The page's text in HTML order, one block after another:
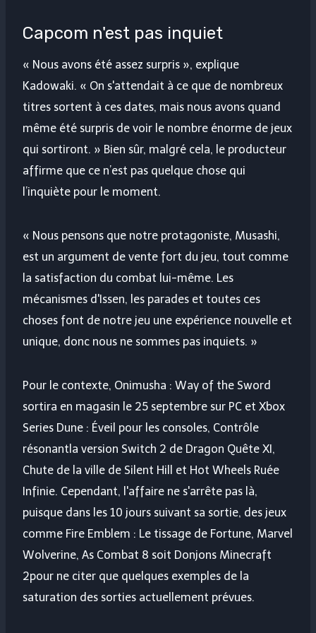
Capcom n'est pas inquiet
« Nous avons été assez surpris », explique
Kadowaki. « On s'attendait à ce que de nombreux
titres sortent à ces dates, mais nous avons quand
même été surpris de voir le nombre énorme de jeux
qui sortiront. » Bien sûr, malgré cela, le producteur
affirme que ce n’est pas quelque chose qui
l’inquiète pour le moment.
« Nous pensons que notre protagoniste, Musashi,
est un argument de vente fort du jeu, tout comme
la satisfaction du combat lui-même. Les
mécanismes d'Issen, les parades et toutes ces
choses font de notre jeu une expérience nouvelle et
unique, donc nous ne sommes pas inquiets. »
Pour le contexte, Onimusha : Way of the Sword
sortira en magasin le 25 septembre sur PC et Xbox
Series Dune : Éveil pour les consoles, Contrôle
résonant la version Switch 2 de Dragon Quête XI ,
Chute de la ville de Silent Hill
et Hot Wheels Ruée
Infinie. Cependant, l'affaire ne s'arrête pas là,
puisque dans les 10 jours suivant sa sortie, des jeux
comme Fire Emblem : Le tissage de Fortune, Marvel
Wolverine, As Combat 8 soit Donjons Minecraft
2pour ne citer que quelques exemples de la
saturation des sorties actuellement prévues.